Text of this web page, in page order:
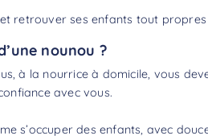
retrouver ses enfants tout
nounou ?
à la nourrice à domicile, vous
avec vous.
s’occuper des enfants, avec